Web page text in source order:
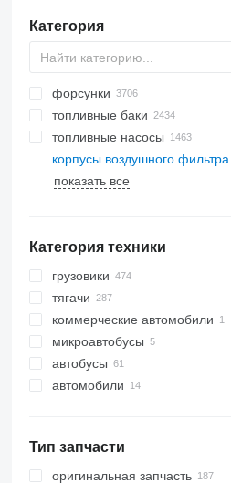
Категория
форсунки
топливные баки
топливные насосы
корпусы воздушного фильтра
показать все
Категория техники
грузовики
тягачи
коммерческие автомобили
микроавтобусы
автобусы
автомобили
Тип запчасти
оригинальная запчасть